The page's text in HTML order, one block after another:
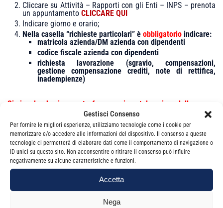
Gestisci Consenso
Per fornire le migliori esperienze, utilizziamo tecnologie come i cookie per
memorizzare e/o accedere alle informazioni del dispositivo. Il consenso a queste
tecnologie ci permetterà di elaborare dati come il comportamento di navigazione o
ID unici su questo sito. Non acconsentire o ritirare il consenso può influire
negativamente su alcune caratteristiche e funzioni.
Accetta
Nega
Cliccare su Attività – Rapporti con gli Enti – INPS – prenota
un appuntamento CLICCARE QUI
Indicare giorno e orario;
Nella casella “richieste particolari” è obbligatorio indicare:
matricola azienda/DM azienda con dipendenti
codice fiscale azienda con dipendenti
richiesta lavorazione (sgravio, compensazioni,
gestione compensazione crediti, note di rettifica,
inadempienze)
Si ricorda che in questa fase sperimentale prima della pausa
estiva – gli appuntamentisono riservati ESCLUSIVAMENTE ad
aziende/DM con dipendenti
Saranno annullati gli appuntamenti perlavoratori autonomi.
Cordiali saluti